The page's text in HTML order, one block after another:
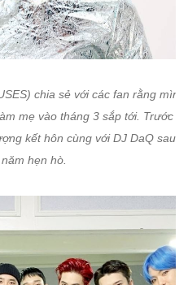
chia sẻ với các fan rằng
mẹ vào tháng 3 sắp tới. Trước
kết hôn cùng với DJ DaQ sau
năm hẹn hò.